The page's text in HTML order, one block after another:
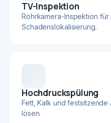
TV-Inspektion
Rohrkamera-Inspektion für
Schadenslokalisierung.
Hochdruckspülung
Fett, Kalk und
lösen.